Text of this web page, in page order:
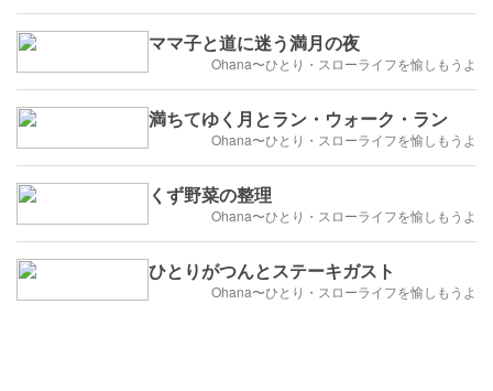
ママ子と道に迷う満月の夜
Ohana〜ひとり・スローライフを愉しもうよ
満ちてゆく月とラン・ウォーク・ラン
Ohana〜ひとり・スローライフを愉しもうよ
くず野菜の整理
Ohana〜ひとり・スローライフを愉しもうよ
ひとりがつんとステーキガスト
Ohana〜ひとり・スローライフを愉しもうよ